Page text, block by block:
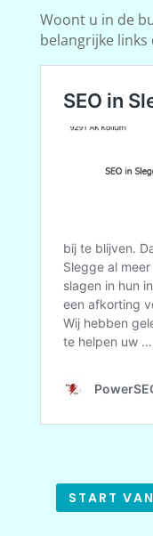
Woont u in de
belangrijke links
START